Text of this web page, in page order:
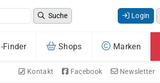
Suche Login
Finder Shops Marken
Kontakt Facebook Newsletter